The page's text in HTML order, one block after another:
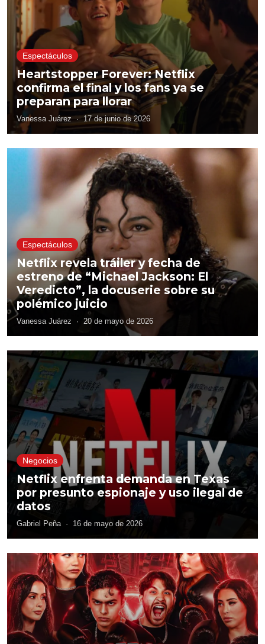
Espectáculos
Heartstopper Forever: Netflix
confirma el final y los fans ya se
preparan para llorar
Vanessa Juárez · 17 de junio de 2026
Espectáculos
Netflix revela tráiler y fecha de
estreno de “Michael Jackson: El
Veredicto”, la docuserie sobre su
polémico juicio
Vanessa Juárez · 20 de mayo de 2026
Negocios
Netflix enfrenta demanda en Texas
por presunto espionaje y uso ilegal de
datos
Gabriel Peña · 16 de mayo de 2026